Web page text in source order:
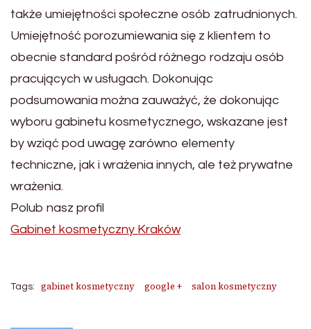
także umiejętności społeczne osób zatrudnionych.
Umiejętność porozumiewania się z klientem to
obecnie standard pośród różnego rodzaju osób
pracujących w usługach. Dokonując
podsumowania można zauważyć, że dokonując
wyboru gabinetu kosmetycznego, wskazane jest
by wziąć pod uwagę zarówno elementy
techniczne, jak i wrażenia innych, ale też prywatne
wrażenia.
Polub nasz profil
Gabinet kosmetyczny Kraków
Tags: gabinet kosmetyczny google + salon kosmetyczny